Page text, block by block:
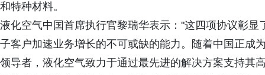
和特种材料。
液化空气中国首席执行官黎瑞华表示："这四项协议彰
子客户加速业务增长的不可或缺的能力。随着中国正成
领导者，液化空气致力于通过最先进的解决方案支持其